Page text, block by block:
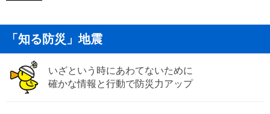
「知る防災」地震
いざという時にあわてないために
確かな情報と行動で防災力アップ